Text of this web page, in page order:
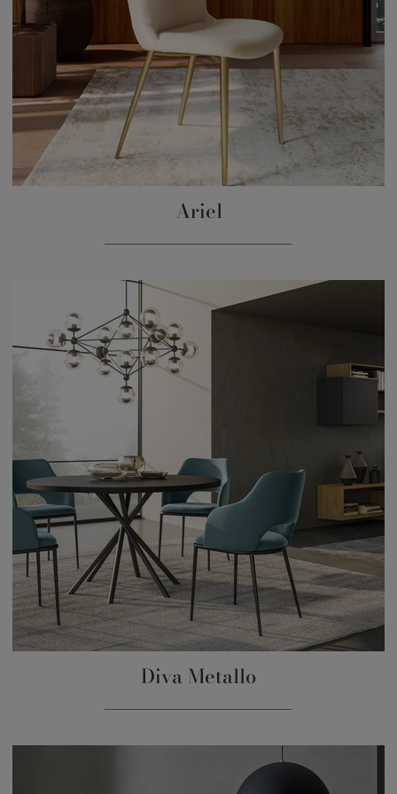
Ariel
Diva Metallo